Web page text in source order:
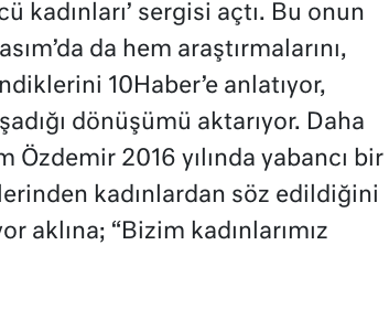
kadınları’ sergisi açtı. Bu onun
da hem araştırmalarını,
10Haber’e anlatıyor,
dönüşümü aktarıyor. Daha
2016 yılında yabancı bir
kadınlardan söz edildiğini
aklına; “Bizim kadınlarımız